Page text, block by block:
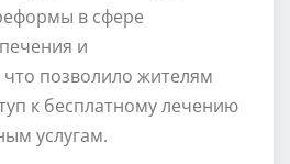
в сфере
и
позволило жителям
к бесплатному лечению
услугам.